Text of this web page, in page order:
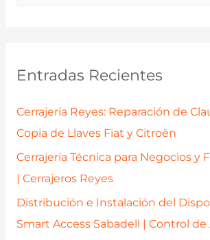
p
o
:
Entradas Recientes
Cerrajería Reyes: Reparación de
Copia de Llaves Fiat y Citroën
Cerrajería Técnica para Negocios y
| Cerrajeros Reyes
Distribución e Instalación del
Smart Access Sabadell | Control de